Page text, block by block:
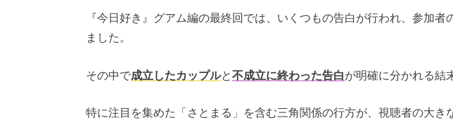
『今日好き』グアム編の最終回では、いくつもの告白が行われ、参加者
ました。
その中で成立したカップルと不成立に終わった告白が明確に分かれる結
特に注目を集めた「さとまる」を含む三角関係の行方が、視聴者の大き